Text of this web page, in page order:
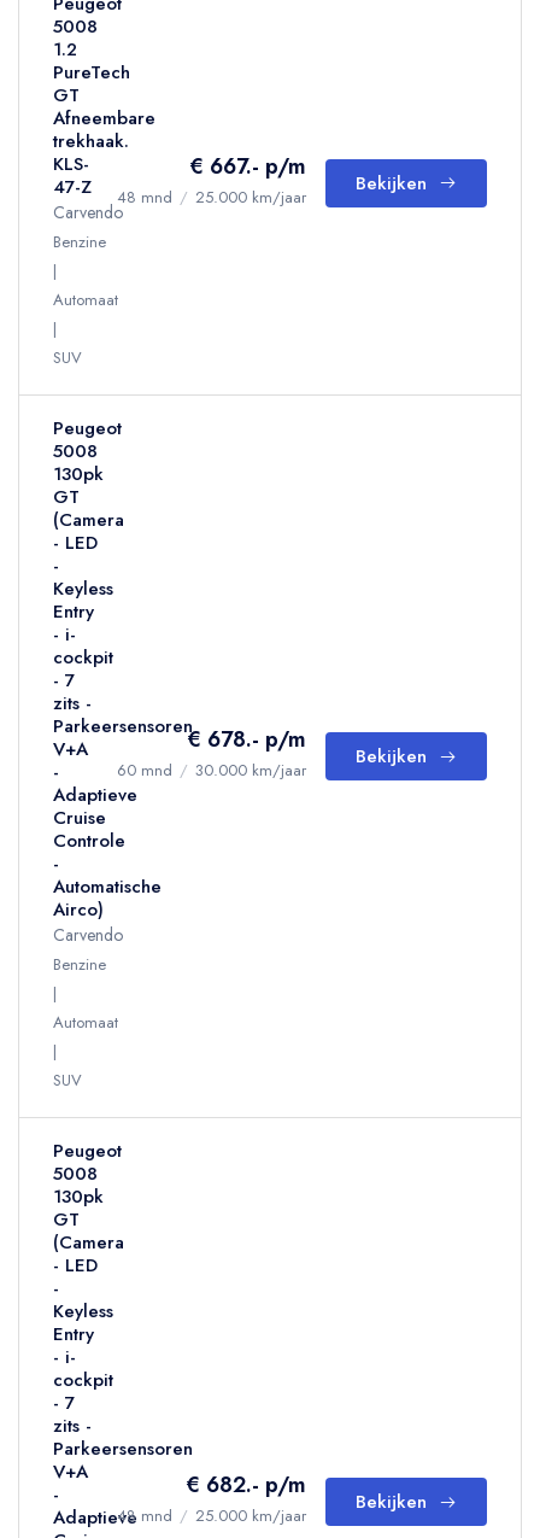
5008
1.2
PureTech
GT
Afneembare
trekhaak.
KLS-
47-Z
Carvendo
Benzine
Automaat
SUV
€ 667.- p/m
48 mnd / 25.000 km/jaar
Bekijken
Peugeot
5008
130pk
GT
(Camera
- LED
-
Keyless
Entry
- i-
cockpit
- 7
zits -
Parkeersensoren
V+A
-
Adaptieve
Cruise
Controle
-
Automatische
Airco)
Carvendo
Benzine
Automaat
SUV
€ 678.- p/m
60 mnd / 30.000 km/jaar
Bekijken
Peugeot
5008
130pk
GT
(Camera
- LED
-
Keyless
Entry
- i-
cockpit
- 7
zits -
Parkeersensoren
V+A
-
Adaptieve
€ 682.- p/m
48 mnd / 25.000 km/jaar
Bekijken